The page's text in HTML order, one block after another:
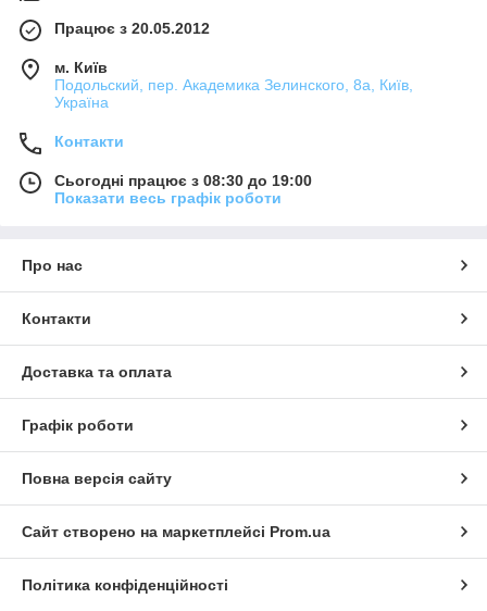
Працює з 20.05.2012
м. Київ
Подольский, пер. Академика Зелинского, 8а, Київ,
Україна
Контакти
Сьогодні працює з 08:30 до 19:00
Показати весь графік роботи
Про нас
Контакти
Доставка та оплата
Графік роботи
Повна версія сайту
Сайт створено на маркетплейсі Prom.ua
Політика конфіденційності